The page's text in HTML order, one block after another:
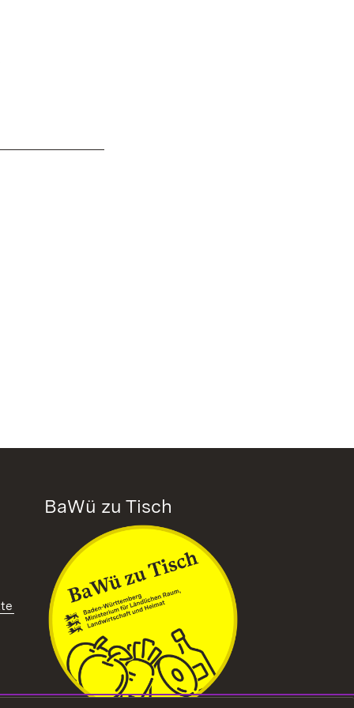
in neuem Fenster)
BaWü zu Tisch